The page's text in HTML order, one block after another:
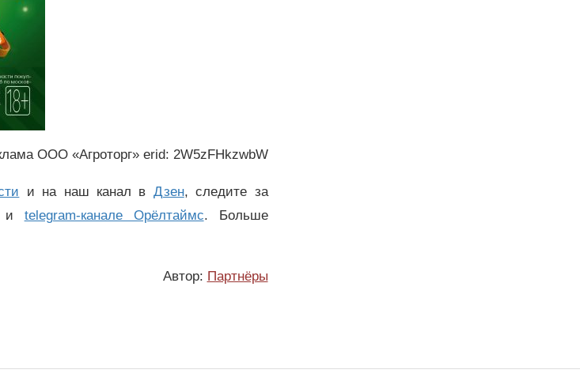
ООО «Агроторг» erid: 2W5zFHkzwbW
и на наш канал в Дзен, следите за
telegram-канале Орёлтаймс. Больше
Автор: Партнёры